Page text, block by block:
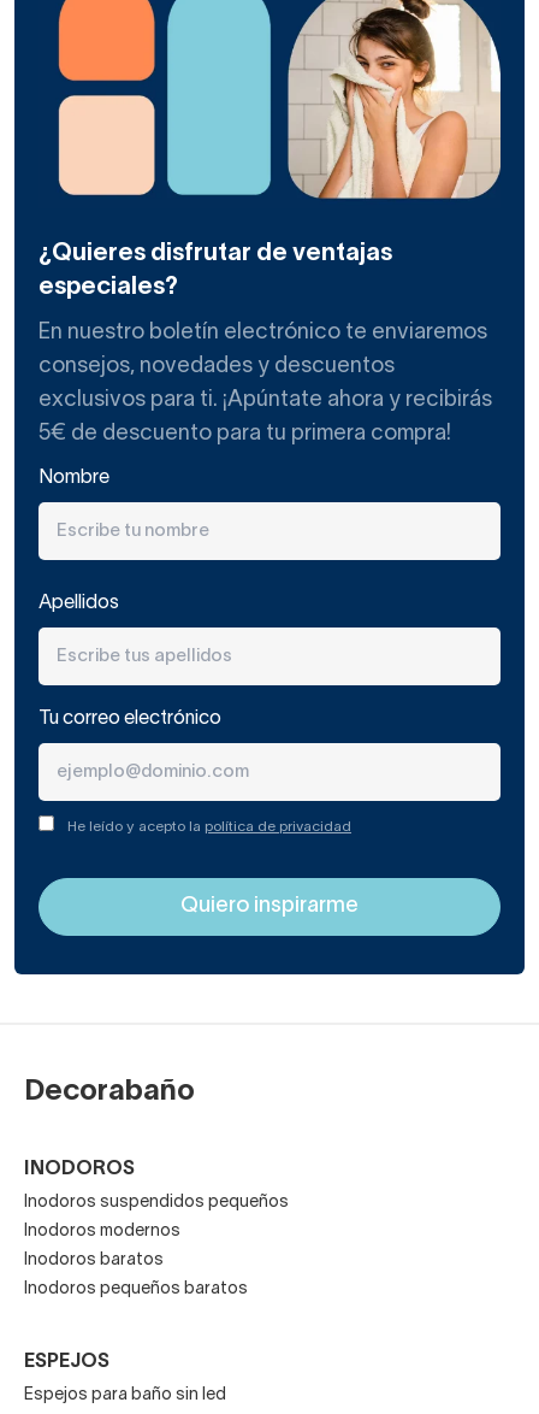
¿Quieres disfrutar de ventajas
especiales?
En nuestro boletín electrónico te enviaremos
consejos, novedades y descuentos
exclusivos para ti. ¡Apúntate ahora y recibirás
5€ de descuento para tu primera compra!
Nombre
Apellidos
Tu correo electrónico
He leído y acepto la política de privacidad
Decorabaño
INODOROS
Inodoros suspendidos pequeños
Inodoros modernos
Inodoros baratos
Inodoros pequeños baratos
ESPEJOS
Espejos para baño sin led